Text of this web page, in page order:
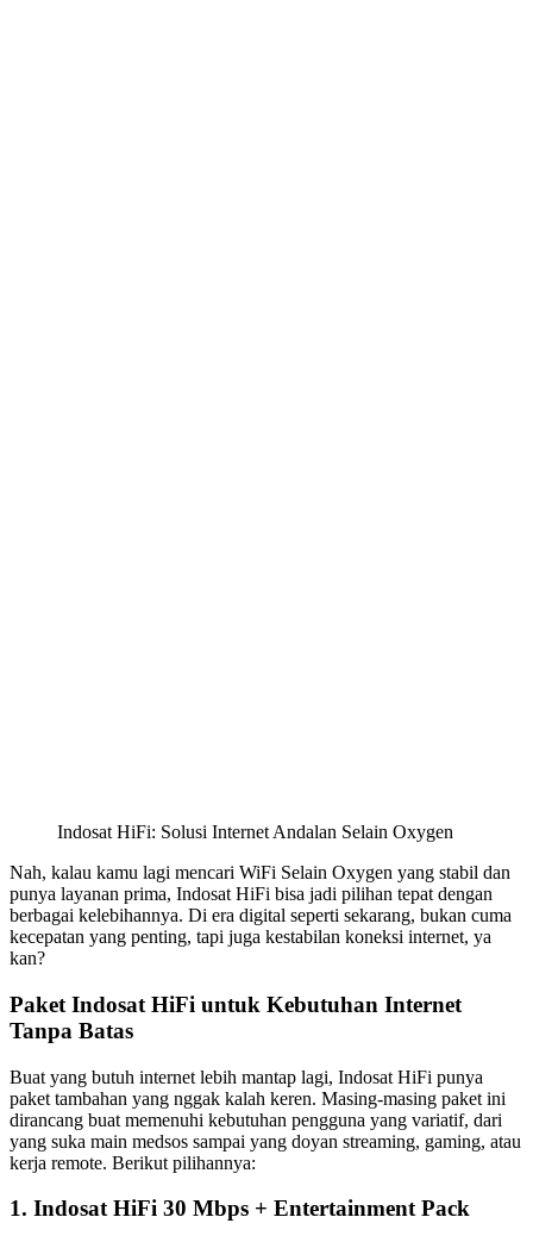
Indosat HiFi: Solusi Internet Andalan Selain Oxygen
Nah, kalau kamu lagi mencari WiFi Selain Oxygen yang stabil dan
punya layanan prima, Indosat HiFi bisa jadi pilihan tepat dengan
berbagai kelebihannya. Di era digital seperti sekarang, bukan cuma
kecepatan yang penting, tapi juga kestabilan koneksi internet, ya
kan?
Paket Indosat HiFi untuk Kebutuhan Internet
Tanpa Batas
Buat yang butuh internet lebih mantap lagi, Indosat HiFi punya
paket tambahan yang nggak kalah keren. Masing-masing paket ini
dirancang buat memenuhi kebutuhan pengguna yang variatif, dari
yang suka main medsos sampai yang doyan streaming, gaming, atau
kerja remote. Berikut pilihannya:
1. Indosat HiFi 30 Mbps + Entertainment Pack